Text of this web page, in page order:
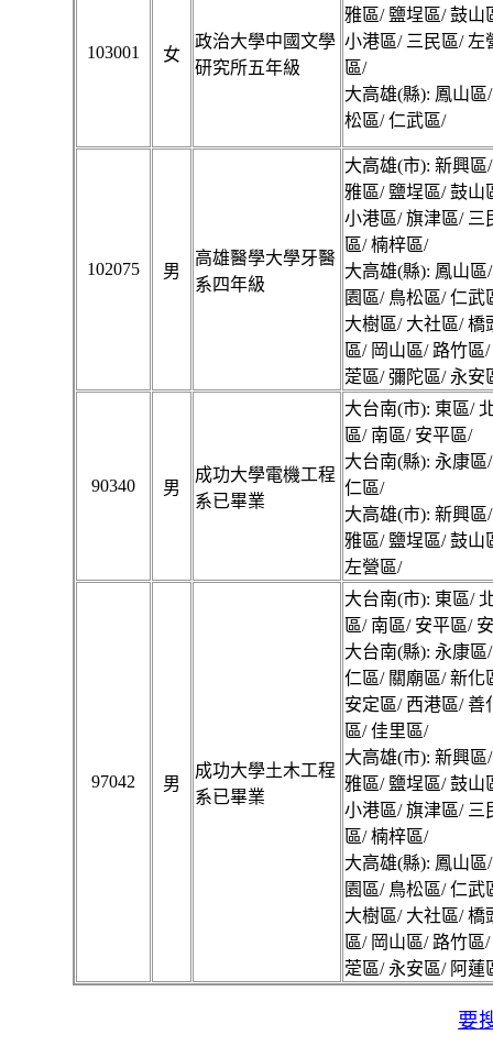
103001 女
政治大學中國文學
研究所五年級
雅區/ 鹽埕區/ 鼓山
小港區/ 三民區/ 左
區/
大高雄(縣): 鳳山區
松區/ 仁武區/
102075 男
高雄醫學大學牙醫
系四年級
大高雄(市): 新興區
雅區/ 鹽埕區/ 鼓山
小港區/ 旗津區/ 三
區/ 楠梓區/
大高雄(縣): 鳳山區
園區/ 鳥松區/ 仁武
大樹區/ 大社區/ 橋
區/ 岡山區/ 路竹區
萣區/ 彌陀區/ 永安
90340 男
成功大學電機工程
系已畢業
大台南(市): 東區/
區/ 南區/ 安平區/
大台南(縣): 永康區
仁區/
大高雄(市): 新興區
雅區/ 鹽埕區/ 鼓山
左營區/
97042 男
成功大學土木工程
系已畢業
大台南(市): 東區/
區/ 南區/ 安平區/
大台南(縣): 永康區
仁區/ 關廟區/ 新化
安定區/ 西港區/ 善
區/ 佳里區/
大高雄(市): 新興區
雅區/ 鹽埕區/ 鼓山
小港區/ 旗津區/ 三
區/ 楠梓區/
大高雄(縣): 鳳山區
園區/ 鳥松區/ 仁武
大樹區/ 大社區/ 橋
區/ 岡山區/ 路竹區
萣區/ 永安區/ 阿蓮
要